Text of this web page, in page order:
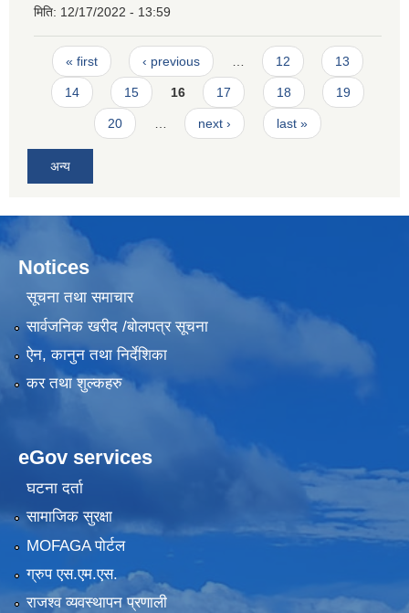
मिति: 12/17/2022 - 13:59
Pages
« first ‹ previous … 12 13
14 15 16 17 18 19
20 … next › last »
अन्य
Notices
सूचना तथा समाचार
सार्वजनिक खरीद /बोलपत्र सूचना
ऐन, कानुन तथा निर्देशिका
कर तथा शुल्कहरु
eGov services
घटना दर्ता
सामाजिक सुरक्षा
MOFAGA पोर्टल
ग्रुप एस.एम.एस.
राजश्व व्यवस्थापन प्रणाली